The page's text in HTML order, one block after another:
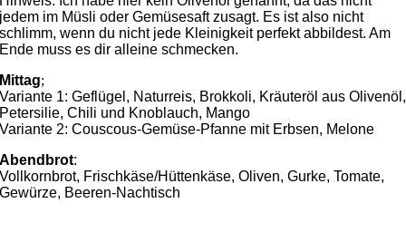
jedem im Müsli oder Gemüsesaft zusagt. Es ist also nicht
schlimm, wenn du nicht jede Kleinigkeit perfekt abbildest. Am
Ende muss es dir alleine schmecken.
Mittag;
Variante 1: Geflügel, Naturreis, Brokkoli, Kräuteröl aus Olivenöl,
Petersilie, Chili und Knoblauch, Mango
Variante 2: Couscous-Gemüse-Pfanne mit Erbsen, Melone
Abendbrot:
Vollkornbrot, Frischkäse/Hüttenkäse, Oliven, Gurke, Tomate,
Gewürze, Beeren-Nachtisch